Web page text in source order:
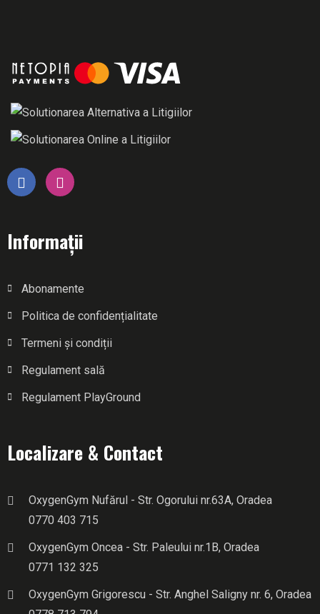
Informații
Abonamente
Politica de confidențialitate
Termeni și condiții
Regulament sală
Regulament PlayGround
Localizare & Contact
OxygenGym Nufărul - Str. Ogorului nr.63A, Oradea
0770 403 715
OxygenGym Oncea - Str. Paleului nr.1B, Oradea
0771 132 325
OxygenGym Grigorescu - Str. Anghel Saligny nr. 6, Oradea